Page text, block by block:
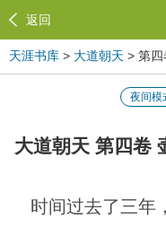
返回
天涯书库 > 大道朝天 > 第
夜间模
大道朝天 第四卷
时间过去了三年